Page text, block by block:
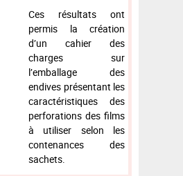
Ces résultats ont
permis la création
d’un cahier des
charges sur
l’emballage des
endives présentant les
caractéristiques des
perforations des films
à utiliser selon les
contenances des
sachets.